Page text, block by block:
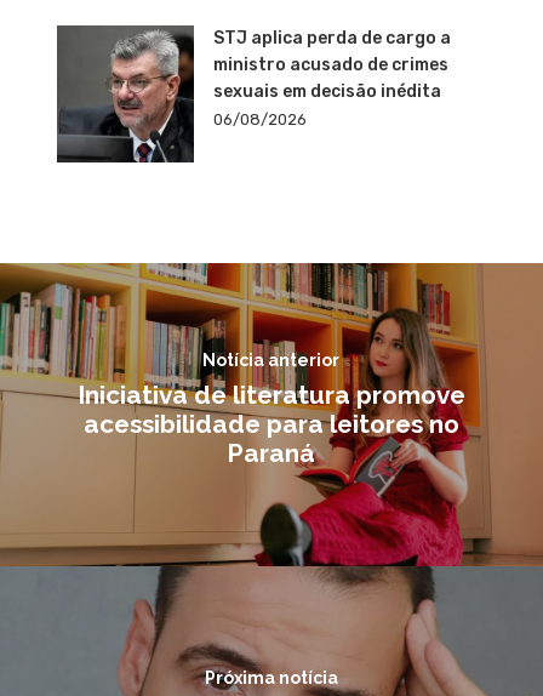
STJ aplica perda de cargo a
ministro acusado de crimes
sexuais em decisão inédita
06/08/2026
Notícia anterior
Iniciativa de literatura promove
acessibilidade para leitores no
Paraná
Próxima notícia